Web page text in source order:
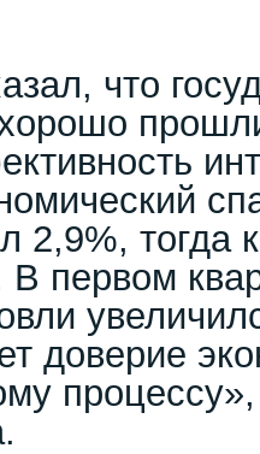
что
2,9%,
первом
доверие